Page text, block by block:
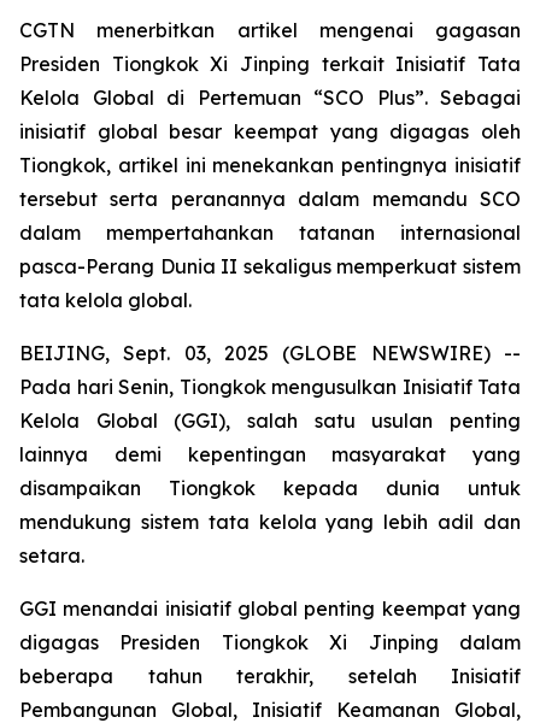
CGTN menerbitkan artikel mengenai gagasan
Presiden Tiongkok Xi Jinping terkait Inisiatif Tata
Kelola Global di Pertemuan “SCO Plus”. Sebagai
inisiatif global besar keempat yang digagas oleh
Tiongkok, artikel ini menekankan pentingnya inisiatif
tersebut serta peranannya dalam memandu SCO
dalam mempertahankan tatanan internasional
pasca-Perang Dunia II sekaligus memperkuat sistem
tata kelola global.
BEIJING, Sept. 03, 2025 (GLOBE NEWSWIRE) --
Pada hari Senin, Tiongkok mengusulkan Inisiatif Tata
Kelola Global (GGI), salah satu usulan penting
lainnya demi kepentingan masyarakat yang
disampaikan Tiongkok kepada dunia untuk
mendukung sistem tata kelola yang lebih adil dan
setara.
GGI menandai inisiatif global penting keempat yang
digagas Presiden Tiongkok Xi Jinping dalam
beberapa tahun terakhir, setelah Inisiatif
Pembangunan Global, Inisiatif Keamanan Global,